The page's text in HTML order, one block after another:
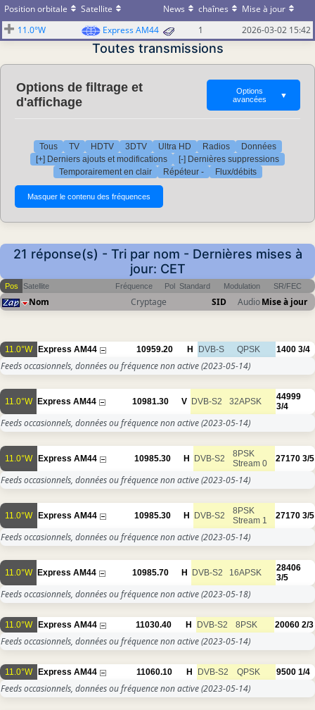
Position orbitale Satellite News chaînes
Mise à jour
11.0°W
Express AM44 1 2026-03-02 15:42
Toutes transmissions
Options de filtrage et
d'affichage
Options
avancées
▼
Tous TV HDTV 3DTV Ultra HD Radios
Données
[+] Derniers ajouts et modifications
[-] Dernières suppressions
Temporairement en clair
Répéteur - Flux/débits
21 réponse(s) - Tri par nom - Dernières mises à
jour: CET
Pos Satellite Fréquence Pol Standard Modulation SR/FEC
Nom Cryptage SID AudioMise à jour
11.0°W Express AM44 10959.20 H DVB-S QPSK 1400 3/4
Feeds occasionnels, données ou fréquence non active(2023-05-14)
11.0°W Express AM44 10981.30 V DVB-S2 32APSK
44999
3/4
Feeds occasionnels, données ou fréquence non active(2023-05-14)
11.0°W Express AM44 10985.30 H DVB-S2
8PSK
Stream 0
27170 3/5
Feeds occasionnels, données ou fréquence non active(2023-05-14)
11.0°W Express AM44 10985.30 H DVB-S2
8PSK
Stream 1
27170 3/5
Feeds occasionnels, données ou fréquence non active(2023-05-14)
11.0°W Express AM44 10985.70 H DVB-S2 16APSK
28406
3/5
Feeds occasionnels, données ou fréquence non active(2023-05-18)
11.0°W Express AM44 11030.40 H DVB-S2 8PSK 20060 2/3
Feeds occasionnels, données ou fréquence non active(2023-05-14)
11.0°W Express AM44 11060.10 H DVB-S2 QPSK 9500 1/4
Feeds occasionnels, données ou fréquence non active(2023-05-14)